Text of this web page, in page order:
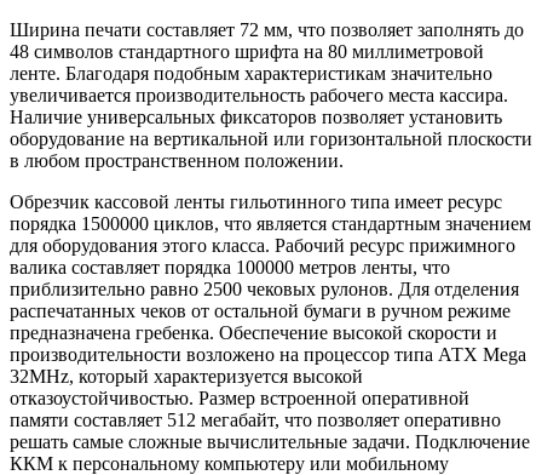
Ширина печати составляет 72 мм, что позволяет заполнять до
48 символов стандартного шрифта на 80 миллиметровой
ленте. Благодаря подобным характеристикам значительно
увеличивается производительность рабочего места кассира.
Наличие универсальных фиксаторов позволяет установить
оборудование на вертикальной или горизонтальной плоскости
в любом пространственном положении.
Обрезчик кассовой ленты гильотинного типа имеет ресурс
порядка 1500000 циклов, что является стандартным значением
для оборудования этого класса. Рабочий ресурс прижимного
валика составляет порядка 100000 метров ленты, что
приблизительно равно 2500 чековых рулонов. Для отделения
распечатанных чеков от остальной бумаги в ручном режиме
предназначена гребенка. Обеспечение высокой скорости и
производительности возложено на процессор типа АТХ Mega
32MHz, который характеризуется высокой
отказоустойчивостью. Размер встроенной оперативной
памяти составляет 512 мегабайт, что позволяет оперативно
решать самые сложные вычислительные задачи. Подключение
ККМ к персональному компьютеру или мобильному